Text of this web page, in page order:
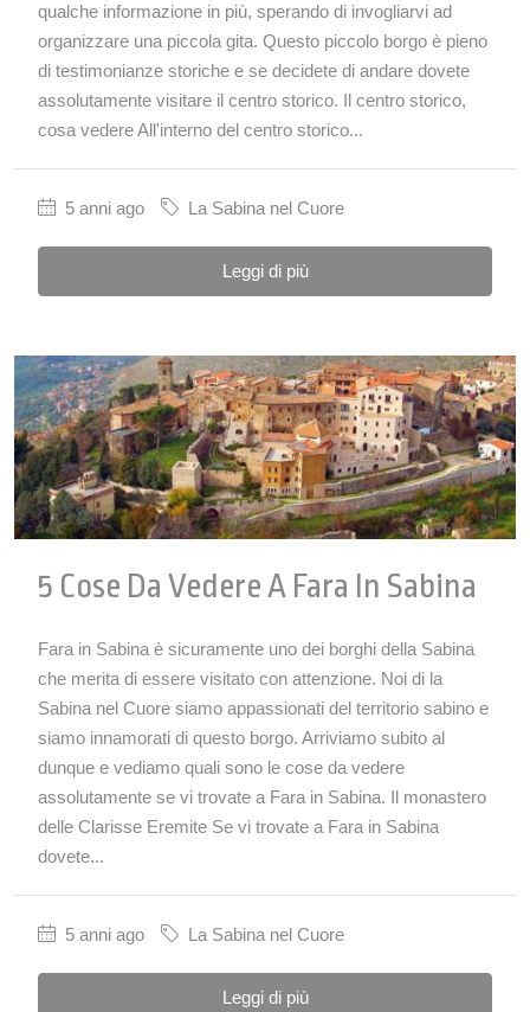
qualche informazione in più, sperando di invogliarvi ad
organizzare una piccola gita. Questo piccolo borgo è pieno
di testimonianze storiche e se decidete di andare dovete
assolutamente visitare il centro storico. Il centro storico,
cosa vedere All'interno del centro storico...
5 anni ago La Sabina nel Cuore
Leggi di più
5 Cose Da Vedere A Fara In Sabina
Fara in Sabina è sicuramente uno dei borghi della Sabina
che merita di essere visitato con attenzione. Noi di la
Sabina nel Cuore siamo appassionati del territorio sabino e
siamo innamorati di questo borgo. Arriviamo subito al
dunque e vediamo quali sono le cose da vedere
assolutamente se vi trovate a Fara in Sabina. Il monastero
delle Clarisse Eremite Se vi trovate a Fara in Sabina
dovete...
5 anni ago La Sabina nel Cuore
Leggi di più